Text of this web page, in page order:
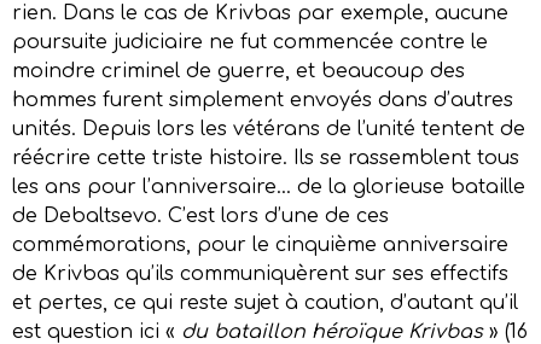
rien. Dans le cas de Krivbas par exemple, aucune
poursuite judiciaire ne fut commencée contre le
moindre criminel de guerre, et beaucoup des
hommes furent simplement envoyés dans d’autres
unités. Depuis lors les vétérans de l’unité tentent de
réécrire cette triste histoire. Ils se rassemblent tous
les ans pour l’anniversaire… de la glorieuse bataille
de Debaltsevo. C’est lors d’une de ces
commémorations, pour le cinquième anniversaire
de Krivbas qu’ils communiquèrent sur ses effectifs
et pertes, ce qui reste sujet à caution, d’autant qu’il
est question ici « du bataillon héroïque Krivbas» (16